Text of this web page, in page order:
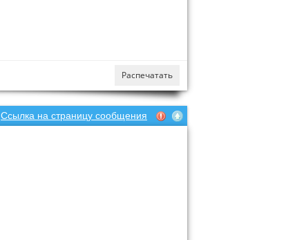
Распечатать
Ссылка на страницу сообщения